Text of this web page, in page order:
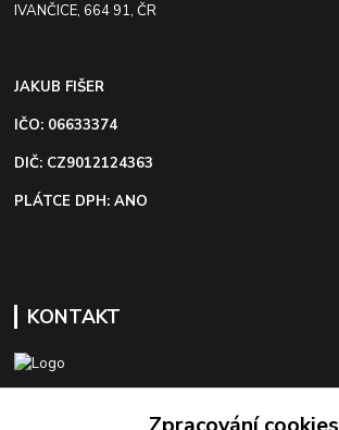
IVANČICE, 664 91, ČR
JAKUB FIŠER
IČO: 06633374
DIČ: CZ9012124363
PLÁTCE DPH: ANO
KONTAKT
+420 603 418 822